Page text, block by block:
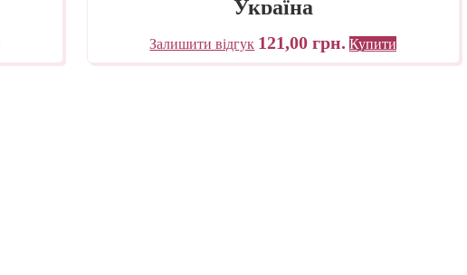
Україна
Залишити відгук 121,00грн. Купити